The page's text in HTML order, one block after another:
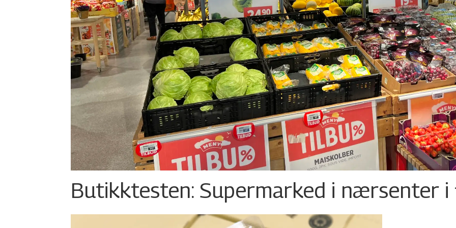
Butikktesten: Supermarked i nærsenter